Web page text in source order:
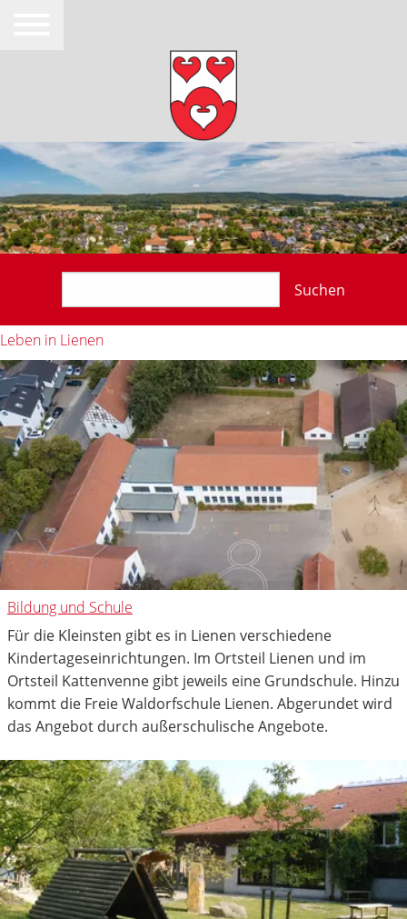
Suchen
Leben in Lienen
Bildung und Schule
Für die Kleinsten gibt es in Lienen verschiedene
Kindertageseinrichtungen. Im Ortsteil Lienen und im
Ortsteil Kattenvenne gibt jeweils eine Grundschule. Hinzu
kommt die Freie Waldorfschule Lienen. Abgerundet wird
das Angebot durch außerschulische Angebote.